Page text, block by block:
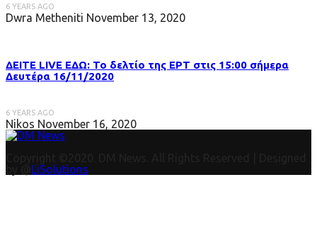
6 YEARS AGO
Dwra Metheniti November 13, 2020
ΔΕΙΤΕ LIVE ΕΔΩ: Το δελτίο της ΕΡΤ στις 15:00 σήμερα
Δευτέρα 16/11/2020
6 YEARS AGO
Nikos November 16, 2020
LiSolutions